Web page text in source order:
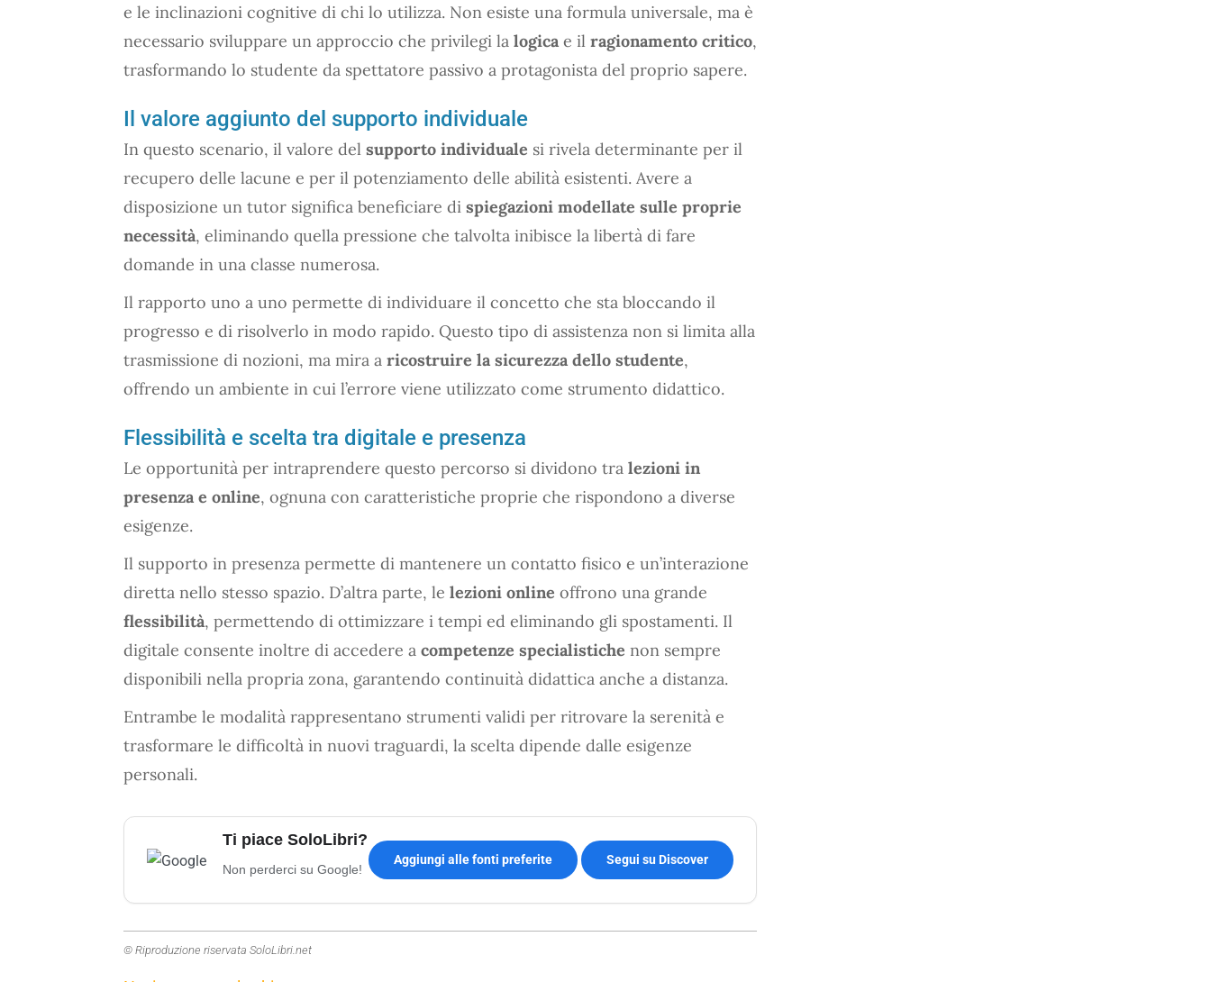
e le inclinazioni cognitive di chi lo utilizza. Non esiste una formula universale, ma è
necessario sviluppare un approccio che privilegi la logica e il ragionamento critico,
trasformando lo studente da spettatore passivo a protagonista del proprio sapere.
Il valore aggiunto del supporto individuale
In questo scenario, il valore del supporto individuale si rivela determinante per il
recupero delle lacune e per il potenziamento delle abilità esistenti. Avere a
disposizione un tutor significa beneficiare di spiegazioni modellate sulle proprie
necessità, eliminando quella pressione che talvolta inibisce la libertà di fare
domande in una classe numerosa.
Il rapporto uno a uno permette di individuare il concetto che sta bloccando il
progresso e di risolverlo in modo rapido. Questo tipo di assistenza non si limita alla
trasmissione di nozioni, ma mira a ricostruire la sicurezza dello studente,
offrendo un ambiente in cui l’errore viene utilizzato come strumento didattico.
Flessibilità e scelta tra digitale e presenza
Le opportunità per intraprendere questo percorso si dividono tra lezioni in
presenza e online, ognuna con caratteristiche proprie che rispondono a diverse
esigenze.
Il supporto in presenza permette di mantenere un contatto fisico e un’interazione
diretta nello stesso spazio. D’altra parte, le lezioni online offrono una grande
flessibilità, permettendo di ottimizzare i tempi ed eliminando gli spostamenti. Il
digitale consente inoltre di accedere a competenze specialistiche non sempre
disponibili nella propria zona, garantendo continuità didattica anche a distanza.
Entrambe le modalità rappresentano strumenti validi per ritrovare la serenità e
trasformare le difficoltà in nuovi traguardi, la scelta dipende dalle esigenze
personali.
Ti piace SoloLibri?
Non perderci su Google!
Aggiungi alle fonti preferite Segui su Discover
© Riproduzione riservata SoloLibri.net